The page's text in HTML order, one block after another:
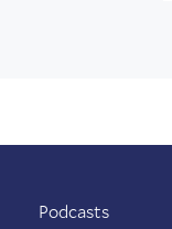
Podcasts